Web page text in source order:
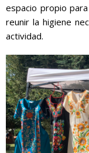
espacio propio
reunir la higiene
actividad.